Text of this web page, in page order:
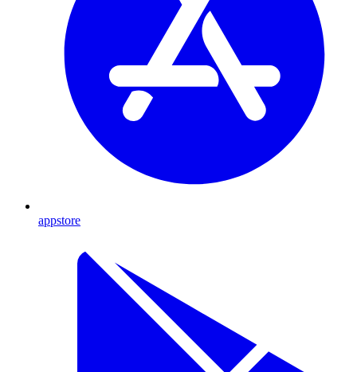
appstore